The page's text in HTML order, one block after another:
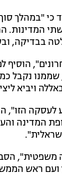
"במהלך
בבדיקה,
הוסיף
שממנו נקבל
ויביא
לעסקה הזו",
המדינה
ראש